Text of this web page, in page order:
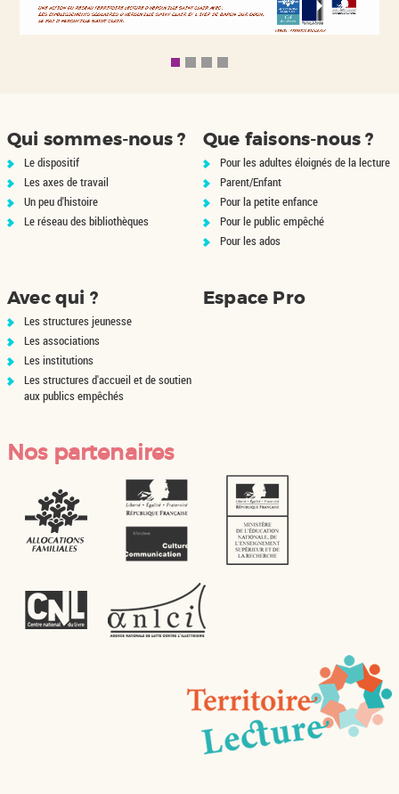
Qui sommes-nous ?
Le dispositif
Les axes de travail
Un peu d'histoire
Le réseau des bibliothèques
Que faisons-nous ?
Pour les adultes éloignés de la lecture
Parent/Enfant
Pour la petite enfance
Pour le public empêché
Pour les ados
Avec qui ?
Les structures jeunesse
Les associations
Les institutions
Les structures d'accueil et de soutien
aux publics empêchés
Espace Pro
Nos partenaires